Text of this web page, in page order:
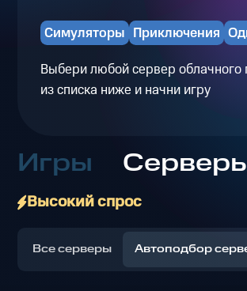
Симуляторы Приключения
Выбери любой сервер облачного
из списка ниже и начни игру
Игры
Высокий спрос
Все серверы Автоподбор